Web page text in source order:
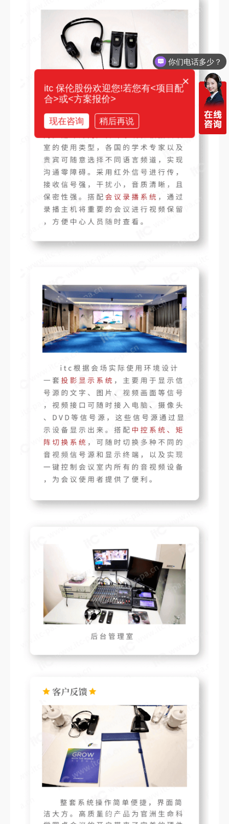
你们电话多少？
×
itc 保伦股份欢迎您!若您有<项目配
合>或<方案报价>
现在咨询 稍后再说